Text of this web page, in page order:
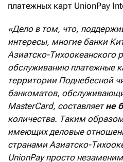
платежных карт UnionPay
«Дело в том, что,
интересы, многие банки
Азиатско-Тихоокеанского
обслуживанию платежные
территории Поднебесной
банкоматов,
MasterCard, составляетне
количества. Таким
имеющих деловые
странами Азиатско-
UnionPay просто